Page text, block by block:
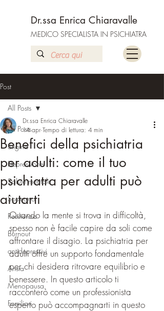
Dr.ssa Enrica Chiaravalle
MEDICO SPECIALISTA IN PSICHIATRA
Post
All Posts
Stigma
Depressione
Salute mentale
Sostegno
Resilienza
Burnout
antidepressivi
Ansia
Menopausa
Familiari
All Posts
Benefici della psichiatria
per adulti: come il tuo
psichiatra per adulti può
aiutarti
Dr.ssa Enrica Chiaravalle
14 apr Tempo di lettura: 4 min
Quando la mente si trova in difficoltà,
spesso non è facile capire da soli come
affrontare il disagio. La psichiatria per
adulti offre un supporto fondamentale
per chi desidera ritrovare equilibrio e
benessere. In questo articolo ti
racconterò come un professionista
esperto può accompagnarti in questo